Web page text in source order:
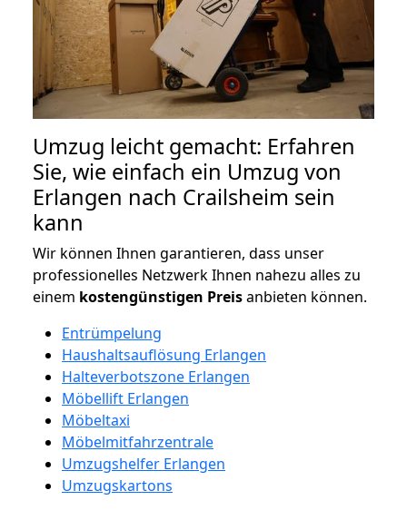
Umzug leicht gemacht: Erfahren
Sie, wie einfach ein Umzug von
Erlangen nach Crailsheim sein
kann
Wir können Ihnen garantieren, dass unser
professionelles Netzwerk Ihnen nahezu alles zu
einem kostengünstigen Preisanbieten können.
Entrümpelung
Haushaltsauflösung Erlangen
Halteverbotszone Erlangen
Möbellift Erlangen
Möbeltaxi
Möbelmitfahrzentrale
Umzugshelfer Erlangen
Umzugskartons